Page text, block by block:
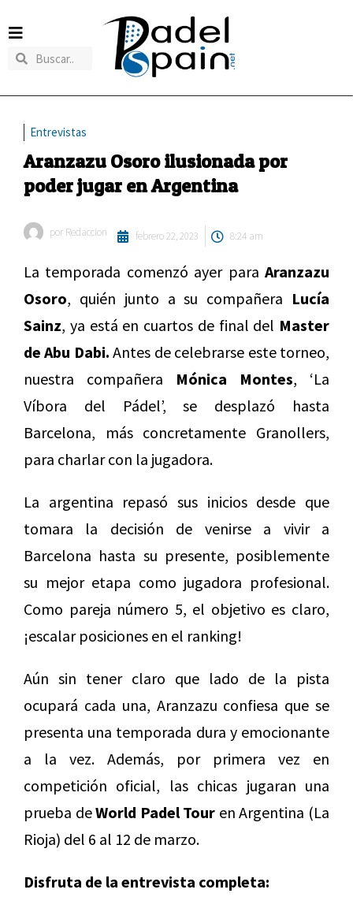
Entrevistas
Aranzazu Osoro ilusionada por
poder jugar en Argentina
por Redaccion febrero 22, 2023 8:24 am
La temporada comenzó ayer para Aranzazu
Osoro, quién junto a su compañera Lucía
Sainz, ya está en cuartos de final del Master
de Abu Dabi. Antes de celebrarse este torneo,
nuestra compañera Mónica Montes, ‘La
Víbora del Pádel’, se desplazó hasta
Barcelona, más concretamente Granollers,
para charlar con la jugadora.
La argentina repasó sus inicios desde que
tomara la decisión de venirse a vivir a
Barcelona hasta su presente, posiblemente
su mejor etapa como jugadora profesional.
Como pareja número 5, el objetivo es claro,
¡escalar posiciones en el ranking!
Aún sin tener claro que lado de la pista
ocupará cada una, Aranzazu confiesa que se
presenta una temporada dura y emocionante
a la vez. Además, por primera vez en
competición oficial, las chicas jugaran una
prueba deWorld Padel Tour en Argentina (La
Rioja) del 6 al 12 de marzo.
Disfruta de la entrevista completa: